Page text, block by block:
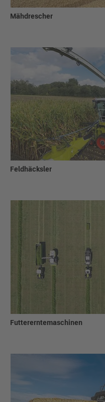
Mähdrescher
Feldhäcksler
Futtererntemaschinen